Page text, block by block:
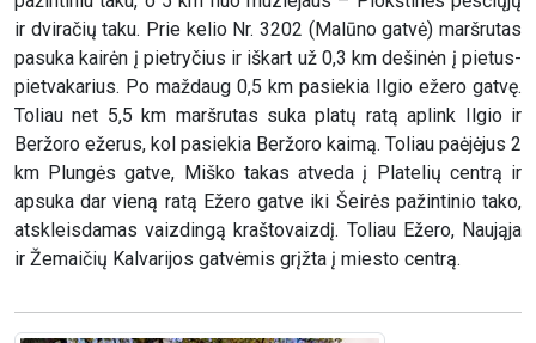
ir dviračių taku. Prie kelio Nr. 3202 (Malūno gatvė) maršrutas
pasuka kairėn į pietryčius ir iškart už 0,3 km dešinėn į pietus-
pietvakarius. Po maždaug 0,5 km pasiekia Ilgio ežero gatvę.
Toliau net 5,5 km maršrutas suka platų ratą aplink Ilgio ir
Beržoro ežerus, kol pasiekia Beržoro kaimą. Toliau paėjėjus 2
km Plungės gatve, Miško takas atveda į Platelių centrą ir
apsuka dar vieną ratą Ežero gatve iki Šeirės pažintinio tako,
atskleisdamas vaizdingą kraštovaizdį. Toliau Ežero, Naująja
ir Žemaičių Kalvarijos gatvėmis grįžta į miesto centrą.